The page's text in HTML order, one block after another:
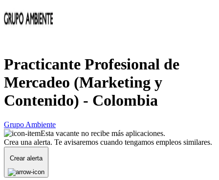
Practicante Profesional de
Mercadeo (Marketing y
Contenido) - Colombia
Grupo Ambiente
Esta vacante no recibe más aplicaciones.
Crea una alerta. Te avisaremos cuando tengamos empleos similares.
Crear alerta